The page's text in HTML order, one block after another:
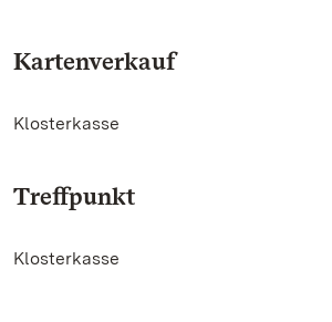
Kartenverkauf
Klosterkasse
Treffpunkt
Klosterkasse